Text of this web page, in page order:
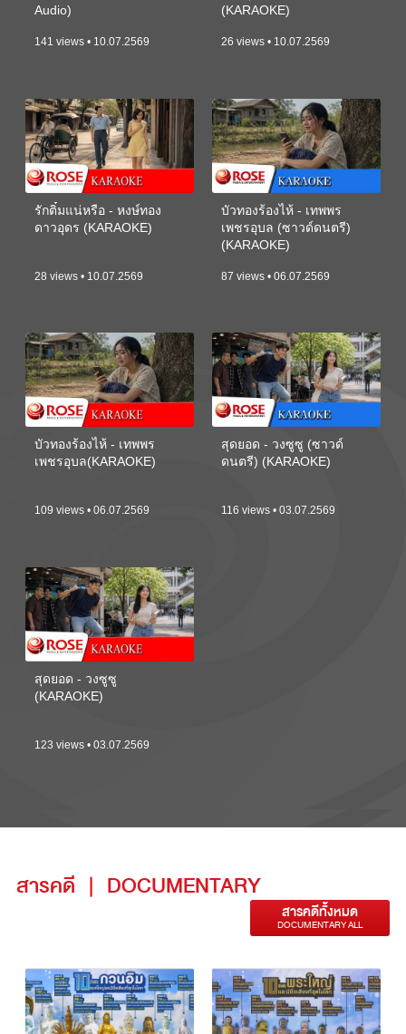
Audio)
141 views • 10.07.2569
(KARAOKE)
26 views • 10.07.2569
รักติ๋มแน่หรือ - หงษ์ทอง
ดาวอุดร (KARAOKE)
28 views • 10.07.2569
บัวทองร้องไห้ - เทพพร
เพชรอุบล (ซาวด์ดนตรี)
(KARAOKE)
87 views • 06.07.2569
บัวทองร้องไห้ - เทพพร
เพชรอุบล(KARAOKE)
109 views • 06.07.2569
สุดยอด - วงซูซู (ซาวด์
ดนตรี) (KARAOKE)
116 views • 03.07.2569
สุดยอด - วงซูซู
(KARAOKE)
123 views • 03.07.2569
สารคดี | DOCUMENTARY
สารคดีทั้งหมด
DOCUMENTARY ALL